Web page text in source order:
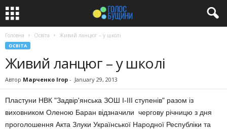
Головна Освіта Живий ланцюг – у школі
ОСВІТА
Живий ланцюг – у школі
Автор Марченко Ігор - January 29, 2013
Пластуни НВК "Задвір'янська ЗОШ І-ІІІ ступенів" разом із
виховником Оленою Баран відзначили чергову річницю з дня
проголошення Акта Злуки Української Народної Республіки та